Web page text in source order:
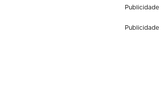
Publicidade
Publicidade